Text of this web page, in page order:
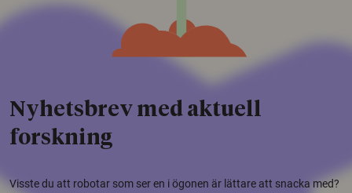
Nyhetsbrev med aktuell
forskning
Visste du att robotar som ser en i ögonen är lättare att snacka med?